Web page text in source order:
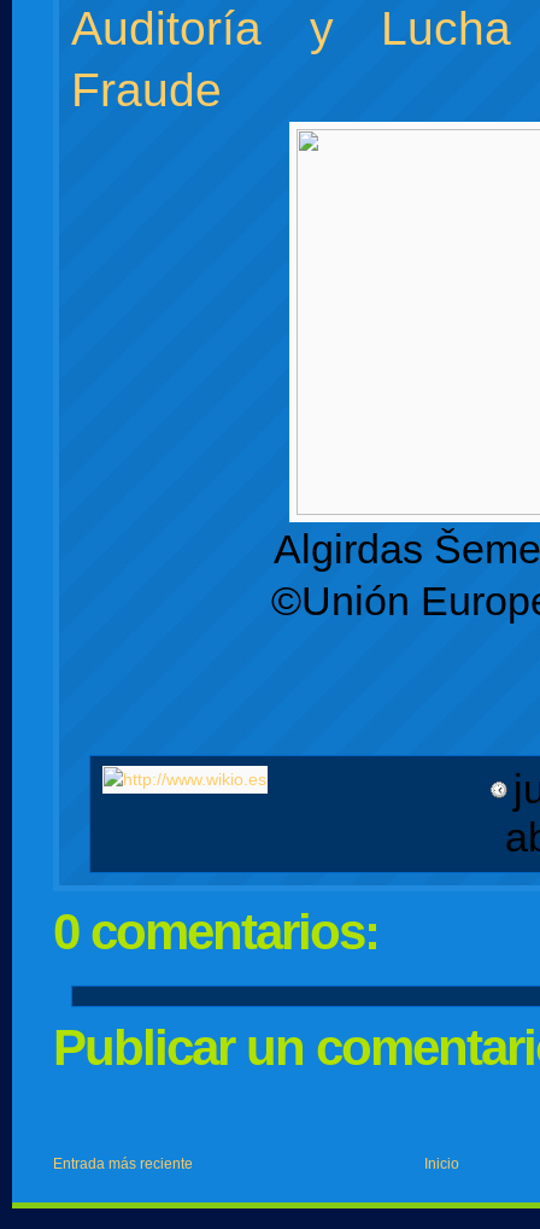
Auditoría y
Fraude
Algirdas
©Unión
0 comentarios:
Publicar un
Entrada más reciente Inicio